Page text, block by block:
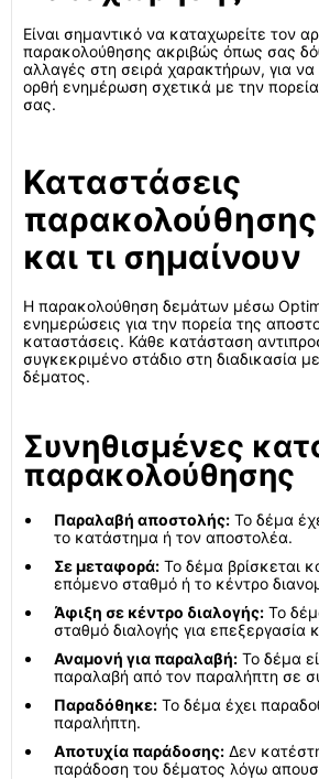
Είναι σημαντικό να καταχωρείτε τον
παρακολούθησης ακριβώς όπως σας
αλλαγές στη σειρά χαρακτήρων, για
ορθή ενημέρωση σχετικά με την
σας.
Καταστάσεις
και τι σημαίνουν
Η παρακολούθηση δεμάτων μέσω
ενημερώσεις για την πορεία της
καταστάσεις. Κάθε κατάσταση
συγκεκριμένο στάδιο στη διαδικασία
δέματος.
Συνηθισμένες
παρακολούθησης
Παραλαβή αποστολής: Το δέμα
το κατάστημα ή τον αποστολέα.
Σε μεταφορά: Το δέμα βρίσκεται
επόμενο σταθμό ή το κέντρο
Άφιξη σε κέντρο διαλογής: Το
σταθμό διαλογής για επεξεργασία
Αναμονή για παραλαβή: Το δέμα
παραλαβή από τον παραλήπτη σε
Παραδόθηκε: Το δέμα έχει
παραλήπτη.
Αποτυχία παράδοσης: Δεν
παράδοση του δέματος λόγω